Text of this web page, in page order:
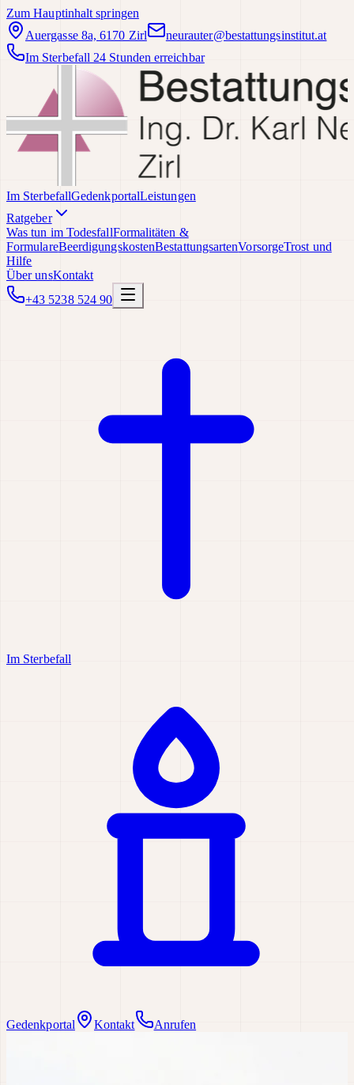
Zum Hauptinhalt springen
Auergasse 8a, 6170 Zirl
neurauter@bestattungsinstitut.at
Im Sterbefall 24 Stunden erreichbar
Im SterbefallGedenkportalLeistungen
Ratgeber
Was tun im TodesfallFormalitäten &
FormulareBeerdigungskostenBestattungsartenVorsorgeTrost und
Hilfe
Über unsKontakt
+43 5238 524 90
Im Sterbefall
Gedenkportal Kontakt Anrufen